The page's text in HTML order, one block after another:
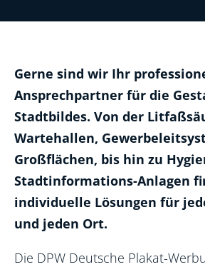
Nachhaltigkeit
Standort anbieten
Gerne sind wir Ihr
Ansprechpartner für die
Stadtbildes. Von der
Wartehallen,
Großflächen, bis hin zu
Stadtinformations-Anlagen
individuelle Lösungen für
und jeden Ort.
Die DPW Deutsche Plakat-